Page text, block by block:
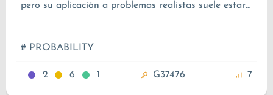
pero su aplicación a problemas realistas suele estar
probabilidad para tomar decisiones acertadas con
probabilidades y aprenderemos a representar los
# PROBABILITY
2 6 1 G37476 7